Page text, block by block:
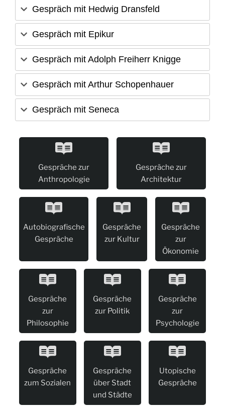
Gespräch mit Hedwig Dransfeld
Gespräch mit Epikur
Gespräch mit Adolph Freiherr Knigge
Gespräch mit Arthur Schopenhauer
Gespräch mit Seneca
Gespräche zur
Anthropologie
Gespräche zur
Architektur
Autobiografische
Gespräche
Gespräche
zur Kultur
Gespräche
zur
Ökonomie
Gespräche
zur
Philosophie
Gespräche
zur Politik
Gespräche
zur
Psychologie
Gespräche
zum Sozialen
Gespräche
über Stadt
und Städte
Utopische
Gespräche